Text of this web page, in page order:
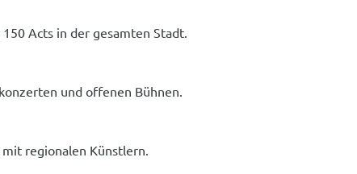
Acts in der gesamten Stadt.
und offenen Bühnen.
regionalen Künstlern.